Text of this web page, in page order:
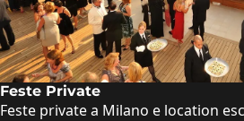
Feste Private
Feste private a Milano e location